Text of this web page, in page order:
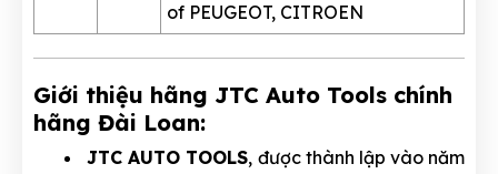
of PEUGEOT, CITROEN
Giới thiệu hãng JTC Auto Tools chính
hãng Đài Loan:
JTC AUTO TOOLS, được thành lập vào năm